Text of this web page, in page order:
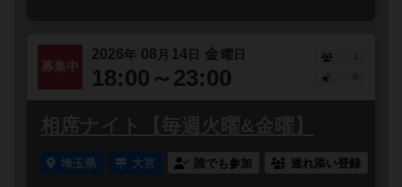
募集中
2026年 08 月 14 日 金曜日
18:00～23:00
1
相席ナイト【毎週火曜&金曜】
埼玉県 大宮 誰でも参加 連れ添い登録